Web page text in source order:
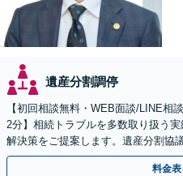
遺産分割調停
【初回相談無料・WEB面談/LINE
2分】相続トラブルを多数取り扱う
解決策をご提案します。遺産分割協
棄はお任せください【地域密着】
料金